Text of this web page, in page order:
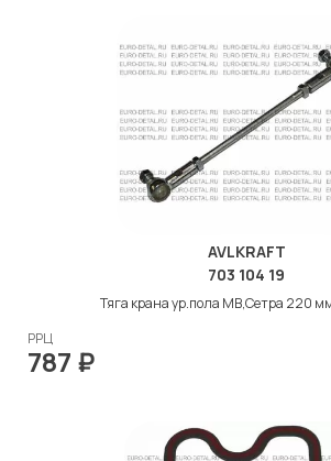
AVLKRAFT
703 104 19
Тяга крана ур.пола МВ,Сетра 220
РРЦ
787 ₽